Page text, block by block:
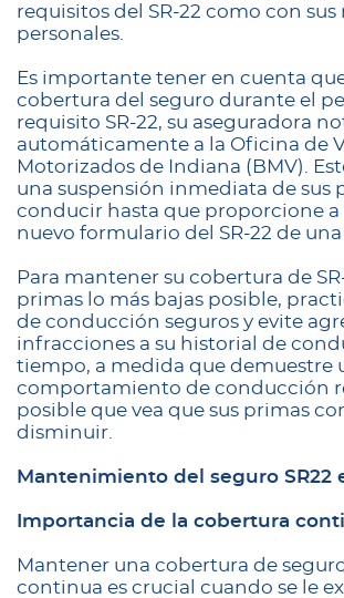
requisitos del SR-22 como con sus
personales.
Es importante tener en cuenta
cobertura del seguro durante el
requisito SR-22, su aseguradora
automáticamente a la Oficina de
Motorizados de Indiana (BMV).
una suspensión inmediata de sus
conducir hasta que proporcione a
nuevo formulario del SR-22 de una
Para mantener su cobertura de
primas lo más bajas posible,
de conducción seguros y evite
infracciones a su historial de
tiempo, a medida que demuestre
comportamiento de conducción
posible que vea que sus primas
disminuir.
Mantenimiento del seguro SR22
Importancia de la cobertura
Mantener una cobertura de seguro
continua es crucial cuando se le